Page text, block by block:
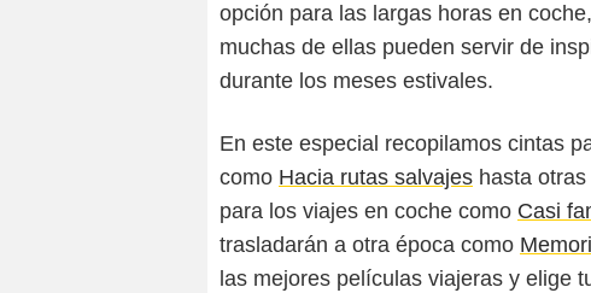
opción para las largas horas en
muchas de ellas pueden servir de
durante los meses estivales.
En este especial recopilamos cintas
como Hacia rutas salvajes hasta
para los viajes en coche como Casi
trasladarán a otra época como
las mejores películas viajeras y elige